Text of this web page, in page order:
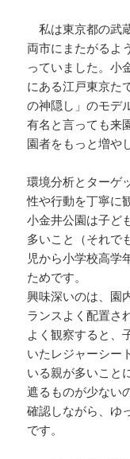
私は東京都の武
両市にまたがるよ
っていました。小
にある江戸東京た
の神隠し」のモデ
有名と言っても来
園者をもっと増や
環境分析とターゲ
性や行動を丁寧に
小金井公園は子ど
多いこと（それで
児から小学校高学
ためです。
興味深いのは、園
ランスよく配置さ
よく観察すると、
いたレジャーシー
いる親が多いこと
遮るものが少ない
確認しながら、ゆ
です。